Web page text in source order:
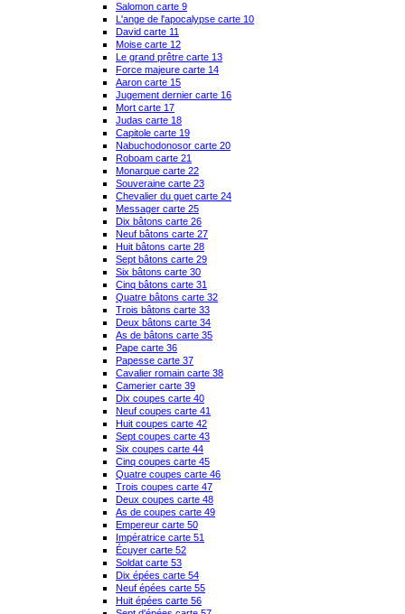
Salomon carte 9
L'ange de l'apocalypse carte 10
David carte 11
Moise carte 12
Le grand prêtre carte 13
Force majeure carte 14
Aaron carte 15
Jugement dernier carte 16
Mort carte 17
Judas carte 18
Capitole carte 19
Nabuchodonosor carte 20
Roboam carte 21
Monarque carte 22
Souveraine carte 23
Chevalier du guet carte 24
Messager carte 25
Dix bâtons carte 26
Neuf bâtons carte 27
Huit bâtons carte 28
Sept bâtons carte 29
Six bâtons carte 30
Cinq bâtons carte 31
Quatre bâtons carte 32
Trois bâtons carte 33
Deux bâtons carte 34
As de bâtons carte 35
Pape carte 36
Papesse carte 37
Cavalier romain carte 38
Camerier carte 39
Dix coupes carte 40
Neuf coupes carte 41
Huit coupes carte 42
Sept coupes carte 43
Six coupes carte 44
Cinq coupes carte 45
Quatre coupes carte 46
Trois coupes carte 47
Deux coupes carte 48
As de coupes carte 49
Empereur carte 50
Impératrice carte 51
Écuyer carte 52
Soldat carte 53
Dix épées carte 54
Neuf épées carte 55
Huit épées carte 56